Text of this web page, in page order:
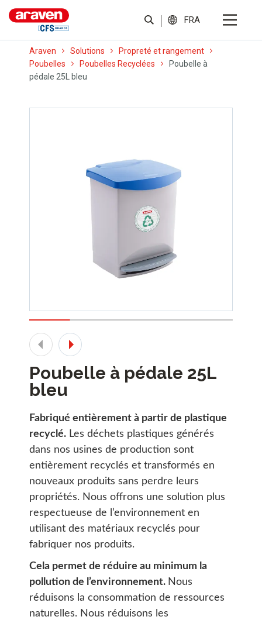
FRA
Araven Solutions
Propreté et rangement
Poubelles
Poubelles Recyclées
Poubelle à
pédale 25L bleu
Poubelle à pédale 25L
bleu
Fabriqué entièrement à partir de plastique
recyclé. Les déchets plastiques générés
dans nos usines de production sont
entièrement recyclés et transformés en
nouveaux produits sans perdre leurs
propriétés. Nous offrons une solution plus
respectueuse de l’environnement en
utilisant des matériaux recyclés pour
fabriquer nos produits.
Cela permet de réduire au minimum la
pollution de l’environnement. Nous
réduisons la consommation de ressources
naturelles. Nous réduisons les